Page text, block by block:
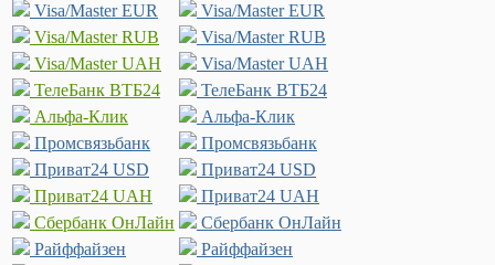
Visa/Master EUR
Visa/Master EUR
Visa/Master RUB
Visa/Master RUB
Visa/Master UAH
Visa/Master UAH
ТелеБанк ВТБ24
ТелеБанк ВТБ24
Альфа-Клик
Альфа-Клик
Промсвязьбанк
Промсвязьбанк
Приват24 USD
Приват24 USD
Приват24 UAH
Приват24 UAH
Сбербанк ОнЛайн
Сбербанк ОнЛайн
Райффайзен
Райффайзен